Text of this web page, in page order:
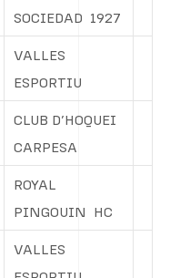
SOCIEDAD 1927
VALLES
ESPORTIU
CLUB D’HOQUEI
CARPESA
ROYAL
PINGOUIN HC
VALLES